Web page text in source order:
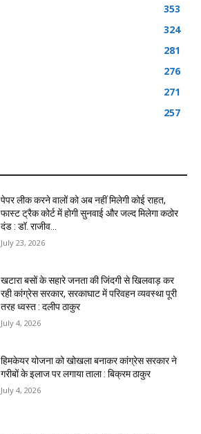
353
324
281
276
271
257
पेपर लीक करने वालों को अब नहीं मिलेगी कोई राहत,
फास्ट ट्रैक कोर्ट में होगी सुनवाई और जल्द मिलेगा कठोर
दंड : डॉ. राजीव...
July 23, 2026
खटारा बसों के सहारे जनता की जिंदगी से खिलवाड़ कर
रही कांग्रेस सरकार, सरकाघाट में परिवहन व्यवस्था पूरी
तरह ध्वस्त : दलीप ठाकुर
July 4, 2026
हिमकेयर योजना को खोखला बनाकर कांग्रेस सरकार ने
गरीबों के इलाज पर लगाया ताला : बिक्रम ठाकुर
July 4, 2026